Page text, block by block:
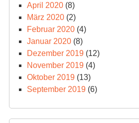
April 2020(8)
März 2020(2)
Februar 2020(4)
Januar 2020(8)
Dezember 2019(12)
November 2019(4)
Oktober 2019(13)
September 2019(6)